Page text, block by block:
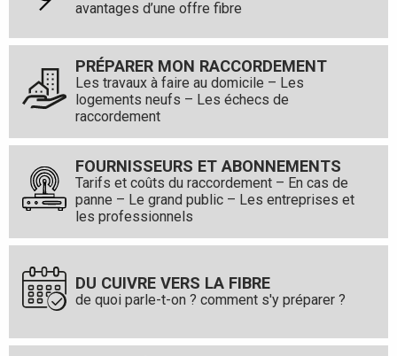
avantages d’une offre fibre
PRÉPARER MON RACCORDEMENT
Les travaux à faire au domicile – Les
logements neufs – Les échecs de
raccordement
FOURNISSEURS ET ABONNEMENTS
Tarifs et coûts du raccordement – En cas de
panne – Le grand public – Les entreprises et
les professionnels
DU CUIVRE VERS LA FIBRE
de quoi parle-t-on ? comment s'y préparer ?